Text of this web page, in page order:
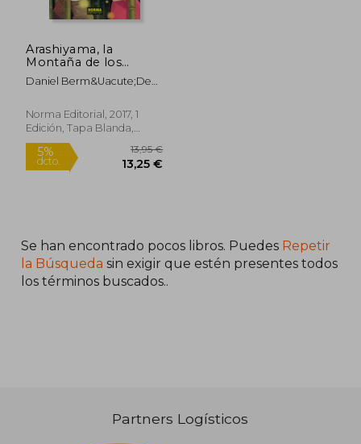
Arashiyama, la
Montaña de los
Deseos
Daniel Berm&Uacute;Dez
Villanueva
Norma Editorial, 2017, 1
Edición, Tapa Blanda,
Usado
5%
dcto.
13,95 €
13,25 €
Se han encontrado pocos libros. Puedes Repetir
la Búsqueda sin exigir que estén presentes todos
los términos buscados..
Partners Logísticos